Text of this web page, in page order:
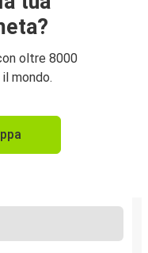
oltre 8000
mondo.